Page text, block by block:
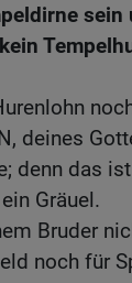
sein
deines
denn das
Gräuel.
Bruder
noch für